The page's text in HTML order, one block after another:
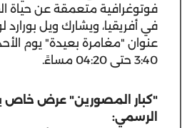
فوتوغرافية متعمقة عن حياة
في أفريقيا، ويشارك ويل
3:40 حتى 04:20 مساءً.
"كبار المصورين" عرض خاص
الرسمي: